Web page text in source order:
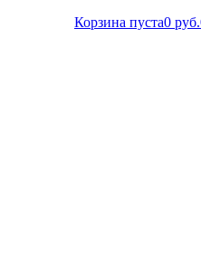
Корзина пуста0 руб.